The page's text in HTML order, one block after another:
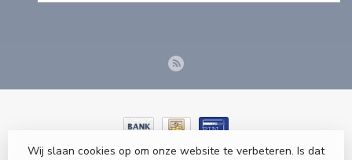
© Copyright 2026 Tools-n-More Gereedschappen - Powered by
Wij slaan cookies op om onze website te verbeteren. Is dat